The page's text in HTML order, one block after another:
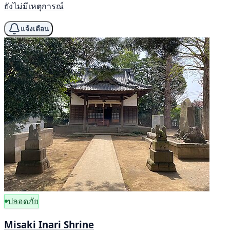
ยังไม่มีเหตุการณ์
แจ้งเตือน
ปลอดภัย
Misaki Inari Shrine